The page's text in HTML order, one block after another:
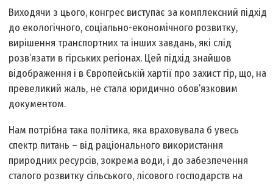
Виходячи з цього, конгрес виступає за комплексний підхід
до екологічного, соціально-економічного розвитку,
вирішення транспортних та інших завдань, які слід
розв’язати в гірських регіонах. Цей підхід знайшов
відображення і в Європейській хартії про захист гір, що, на
превеликий жаль, не стала юридично обов’язковим
документом.
Нам потрібна така політика, яка враховувала б увесь
спектр питань – від раціонального використання
природних ресурсів, зокрема води, і до забезпечення
сталого розвитку сільського, лісового господарств на